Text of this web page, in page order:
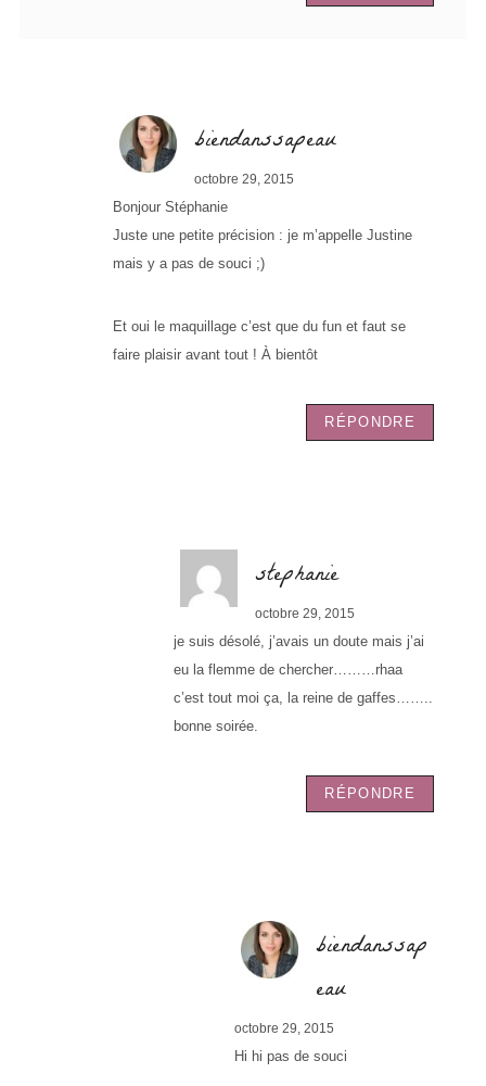
biendanssapeau
octobre 29, 2015
Bonjour Stéphanie
Juste une petite précision : je m’appelle Justine
mais y a pas de souci ;)
Et oui le maquillage c’est que du fun et faut se
faire plaisir avant tout ! À bientôt
RÉPONDRE
stephanie
octobre 29, 2015
je suis désolé, j’avais un doute mais j’ai
eu la flemme de chercher………rhaa
c’est tout moi ça, la reine de gaffes……..
bonne soirée.
RÉPONDRE
biendanssap
eau
octobre 29, 2015
Hi hi pas de souci